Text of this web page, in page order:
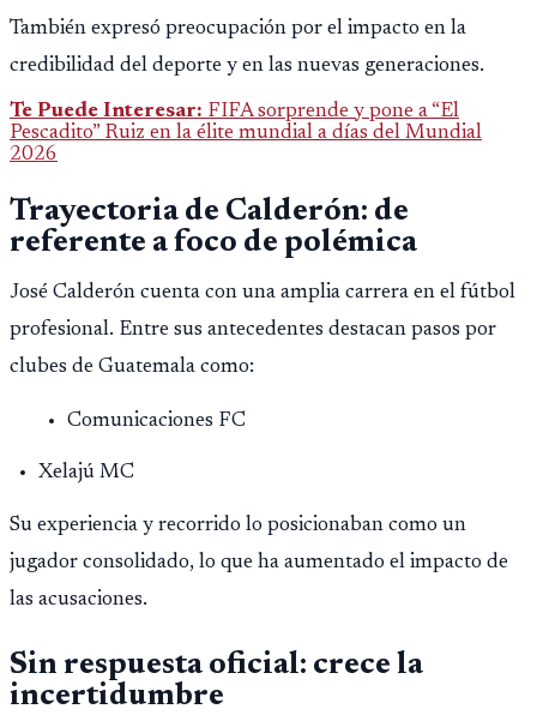
con 6 oros, 2 platas y 9 bronces, según la cobertura oficial
difundida por CDAG.
También expresó preocupación por el impacto en la
credibilidad del deporte y en las nuevas generaciones.
Te Puede Interesar: FIFA sorprende y pone a “El
Pescadito” Ruiz en la élite mundial a días del Mundial
2026
Trayectoria de Calderón: de
referente a foco de polémica
José Calderón cuenta con una amplia carrera en el fútbol
profesional. Entre sus antecedentes destacan pasos por
clubes de Guatemala como:
Comunicaciones FC
Xelajú MC
Su experiencia y recorrido lo posicionaban como un
jugador consolidado, lo que ha aumentado el impacto de
las acusaciones.
Sin respuesta oficial: crece la
incertidumbre